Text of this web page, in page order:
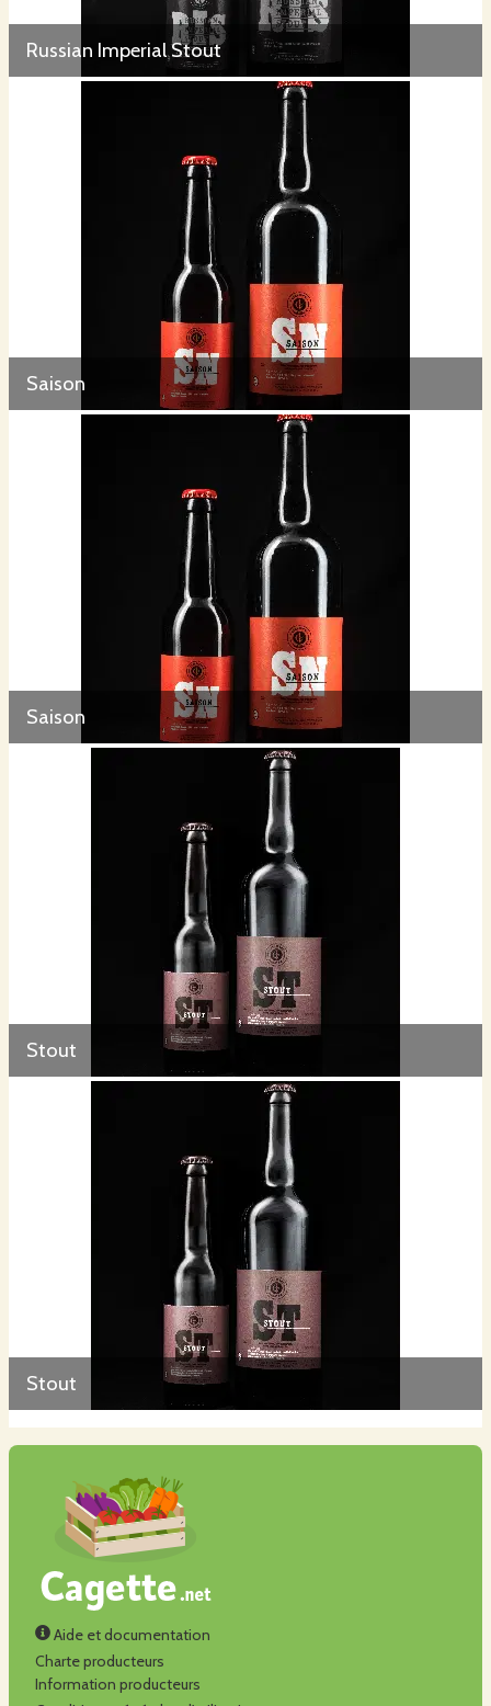
Russian Imperial Stout
Saison
Saison
Stout
Stout
Aide et documentation
Charte producteurs
Information producteurs